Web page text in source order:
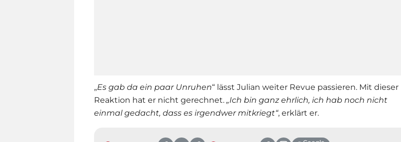
„Es gab da ein paar Unruhen“ lässt Julian weiter Revue passieren. Mit dieser
Reaktion hat er nicht gerechnet. „Ich bin ganz ehrlich, ich hab noch nicht
einmal gedacht, dass es irgendwer mitkriegt“, erklärt er.